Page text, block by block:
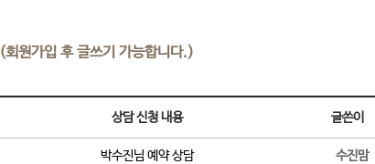
(회원가입 후 글쓰기 가능합니다.)
상담 신청 내용 글쓴이
박수진님 예약 상담 수진맘